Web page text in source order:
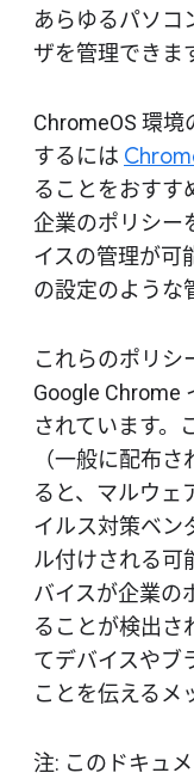
あらゆるパソコ
ザを管理できま
ChromeOS 環
するには
ることをおすす
企業のポリシー
イスの管理が可
の設定のような
これらのポリシ
Google Chrome
されています。
（一般に配布
ると、マルウェ
イルス対策ベン
ル付けされる可
バイスが企業の
ることが検出さ
てデバイスやブ
ことを伝えるメ
注: このドキュ